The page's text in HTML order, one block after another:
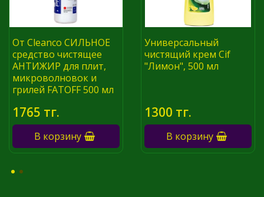
От Cleanco СИЛЬНОЕ
средство чистящее
АНТИЖИР для плит,
микроволновок и
грилей FATOFF 500 мл
1765 тг.
В корзину
Универсальный
чистящий крем Cif
"Лимон", 500 мл
1300 тг.
В корзину